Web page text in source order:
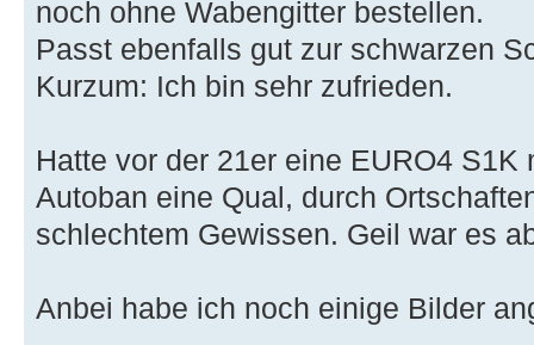
noch ohne Wabengitter bestellen.
Passt ebenfalls gut zur schwarzen
Kurzum: Ich bin sehr zufrieden.
Hatte vor der 21er eine EURO4 S1K
Autoban eine Qual, durch
schlechtem Gewissen. Geil war es
Anbei habe ich noch einige Bilder